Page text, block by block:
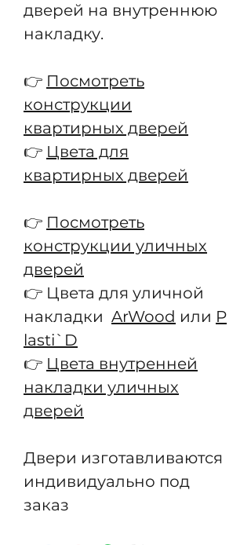
дверей на внутреннюю
накладку.
👉 Посмотреть
конструкции
квартирных дверей
👉 Цвета для
квартирных дверей
👉 Посмотреть
конструкции уличных
дверей
👉 Цвета для уличной
накладки ArWood или P
lasti`D
👉 Цвета внутренней
накладки уличных
дверей
Двери изготавливаются
индивидуально под
заказ